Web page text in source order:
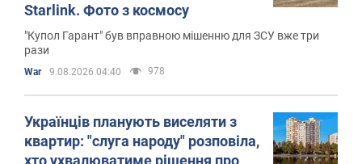
Starlink. Фото з космосу
"Купол Гарант" був вправною мішенню для ЗСУ вже три
рази
War 9.08.2026 04:40 978
Українців планують виселяти з
квартир: "слуга народу" розповіла,
хто ухвалюватиме рішення про